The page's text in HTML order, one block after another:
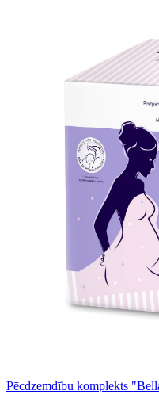
Pēcdzemdību komplekts